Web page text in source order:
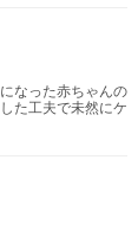
なった赤ちゃんの
た工夫で未然にケ